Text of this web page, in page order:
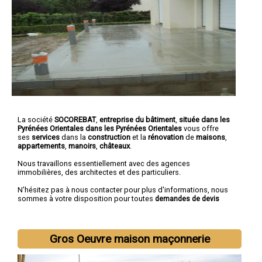
La société SOCOREBAT, entreprise du bâtiment située dans les
Pyrénées Orientales dans les Pyrénées Orientales vous offre
ses services dans la construction et la rénovation de maisons
appartements manoirs châteaux.
Nous travaillons essentiellement avec des agences
immobilières, des architectes et des particuliers.
N'hésitez pas à nous contacter pour plus d'informations, nous
sommes à votre disposition pour toutes demandes de devis
Gros Oeuvre maison maçonnerie